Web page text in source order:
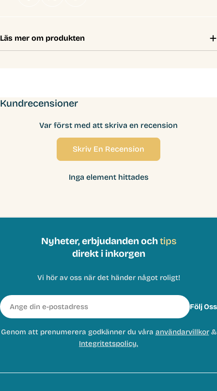
Läs mer om produkten
Kundrecensioner
Var först med att skriva en recension
Skriv En Recension
Inga element hittades
Nyheter, erbjudanden ochtips
direkt i inkorgen
Vi hör av oss när det händer något roligt!
E-
post
Följ Oss
Genom att prenumerera godkänner du våra användarvillkor&
Integritetspolicy.